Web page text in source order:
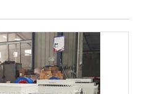
结构上的不同，在